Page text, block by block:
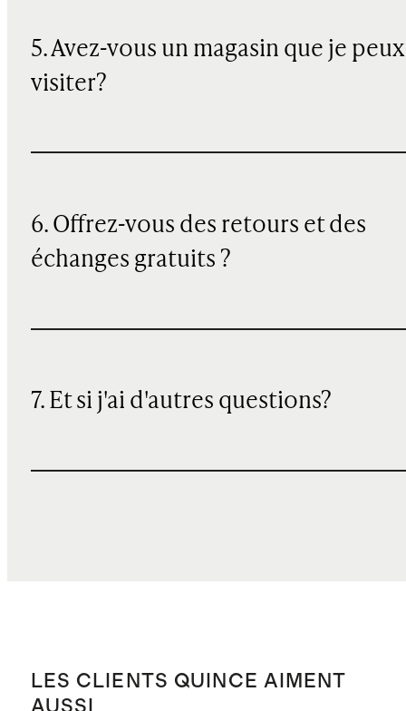
5. Avez-vous un magasin que je peux
visiter?
6. Offrez-vous des retours et des
échanges gratuits ?
7. Et si j'ai d'autres questions?
LES CLIENTS QUINCE AIMENT
AUSSI